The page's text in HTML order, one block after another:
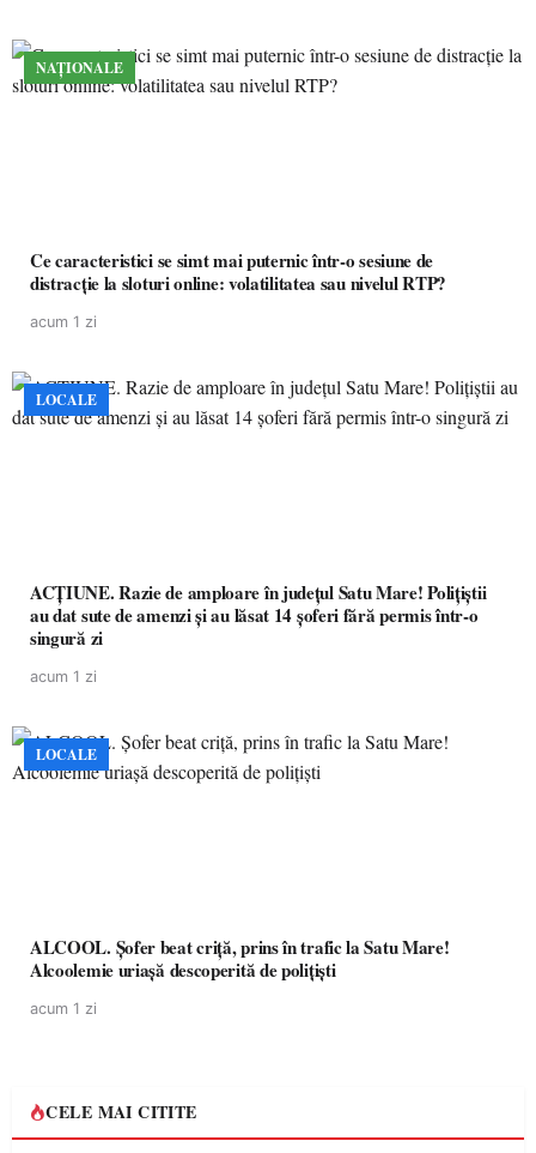
NAȚIONALE
Ce caracteristici se simt mai puternic într-o sesiune de
distracție la sloturi online: volatilitatea sau nivelul RTP?
acum 1 zi
LOCALE
ACȚIUNE. Razie de amploare în județul Satu Mare! Polițiștii
au dat sute de amenzi și au lăsat 14 șoferi fără permis într-o
singură zi
acum 1 zi
LOCALE
ALCOOL. Șofer beat criță, prins în trafic la Satu Mare!
Alcoolemie uriașă descoperită de polițiști
acum 1 zi
CELE MAI CITITE